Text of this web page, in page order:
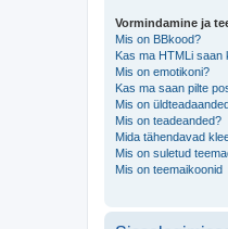
Vormindamine ja
Mis on BBkood?
Kas ma HTMLi saan
Mis on emotikoni?
Kas ma saan pilte
Mis on
Mis on teadeanded?
Mida tähendavad
Mis on suletud
Mis on teemaikoonid